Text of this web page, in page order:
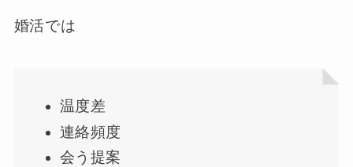
婚活では
温度差
連絡頻度
会う提案